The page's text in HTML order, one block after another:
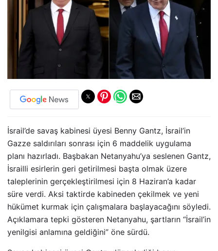
İsrail’de savaş kabinesi üyesi Benny Gantz, İsrail’in
Gazze saldırıları sonrası için 6 maddelik uygulama
planı hazırladı. Başbakan Netanyahu’ya seslenen Gantz,
İsrailli esirlerin geri getirilmesi başta olmak üzere
taleplerinin gerçekleştirilmesi için 8 Haziran’a kadar
süre verdi. Aksi taktirde kabineden çekilmek ve yeni
hükümet kurmak için çalışmalara başlayacağını söyledi.
Açıklamara tepki gösteren Netanyahu, şartların “İsrail’in
yenilgisi anlamına geldiğini” öne sürdü.